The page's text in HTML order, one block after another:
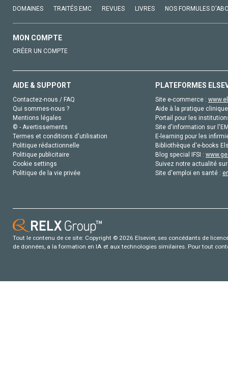
DOMAINES TRAITÉS EMC REVUES LIVRES NOS FORMULES
MON COMPTE
CRÉER UN COMPTE
AIDE & SUPPORT
Contactez-nous / FAQ
Qui sommes-nous ?
Mentions légales
© - Avertissements
Termes et conditions d'utilisation
Politique rédactionnelle
Politique publicitaire
Cookie settings
Politique de la vie privée
PLATEFORMES
Site e-commerce :
Aide à la pratique
Portail pour les
Site d'information sur
E-learning pour les
Bibliothèque d'e-books
Blog special IFSI :
Suivez notre actualité
Site d'emploi en santé :
Tout le contenu de ce site: Copyright © 2026 Elsevier, ses concédants de
de données, a la formation en IA et aux technologies similaires. Pour tout